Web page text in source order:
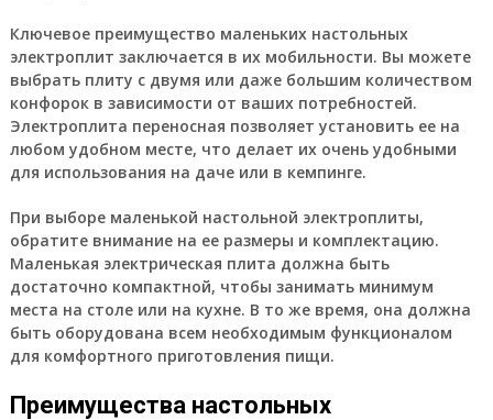
Ключевое преимущество маленьких настольных
электроплит заключается в их мобильности. Вы можете
выбрать плиту с двумя или даже большим количеством
конфорок в зависимости от ваших потребностей.
Электроплита переносная позволяет установить ее на
любом удобном месте, что делает их очень удобными
для использования на даче или в кемпинге.
При выборе маленькой настольной электроплиты,
обратите внимание на ее размеры и комплектацию.
Маленькая электрическая плита должна быть
достаточно компактной, чтобы занимать минимум
места на столе или на кухне. В то же время, она должна
быть оборудована всем необходимым функционалом
для комфортного приготовления пищи.
Преимущества настольных